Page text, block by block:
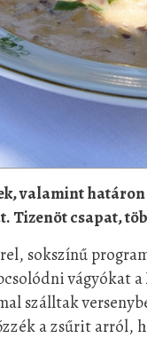
valamint
Tizenöt csapat,
sokszínű
vágyókat
szálltak
a zsűrit arról,